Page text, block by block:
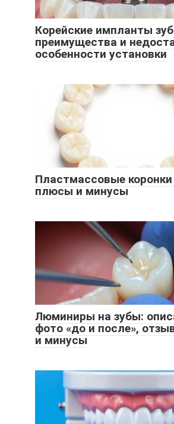
Корейские импланты
преимущества и
особенности установки
Пластмассовые
плюсы и минусы
Люминиры на зубы:
фото «до и после»,
и минусы